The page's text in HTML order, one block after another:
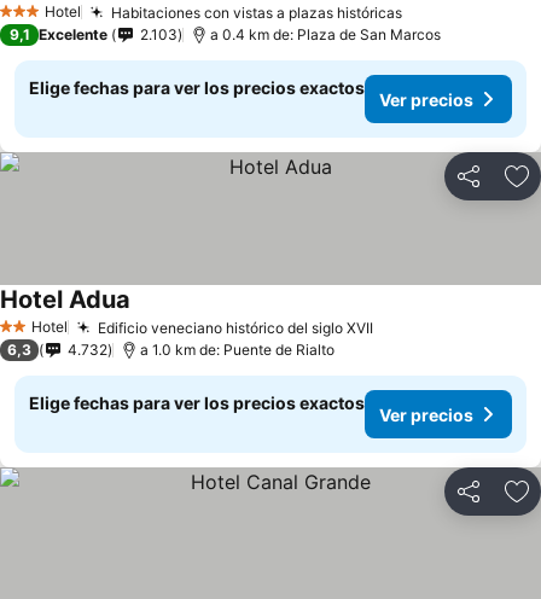
3 Estrellas
Hotel Habitaciones con vistas a plazas históricas
9,1 Excelente 2.103 a 0.4 km de: Plaza de San Marcos
Elige fechas para ver los precios exactos
Ver precios
Compartir
2 Estrellas
Hotel Edificio veneciano histórico del siglo XVII
Hotel Adua
6,3 4.732 a 1.0 km de: Puente de Rialto
Elige fechas para ver los precios exactos
Ver precios
Compartir